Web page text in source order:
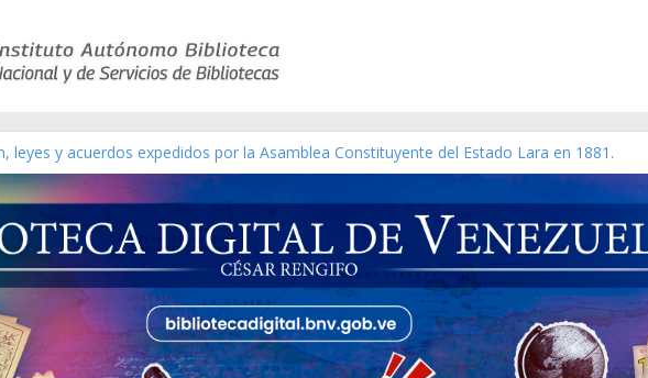
leyes y acuerdos expedidos por la Asamblea Constituyente del Estado Lara en 1881.
[material gráfico]
Sánchez [material gráfico]
de la República de Venezuela año CXXXIII Mes V, Caracas 09 de marzo de 2006 N° 38.394
de obras de Modesta Bor